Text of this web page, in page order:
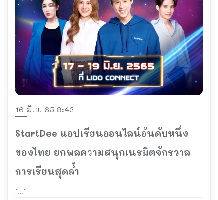
16 มิ.ย. 65 9:43
StartDee แอปเรียนออนไลน์อันดับหนึ่ง
ของไทย ยกพลความสนุกเนรมิตจักรวาล
การเรียนสุดล้ำ
[…]